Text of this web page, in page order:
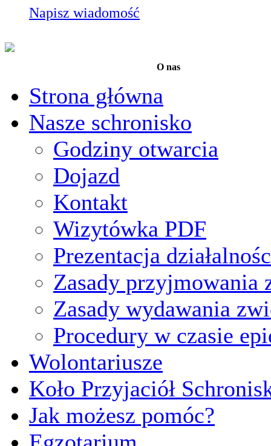
Napisz wiadomość
O nas
Strona główna
Nasze schronisko
Godziny otwarcia
Dojazd
Kontakt
Wizytówka PDF
Prezentacja
Zasady przyjmowania
Zasady wydawania
Procedury w czasie
Wolontariusze
Koło Przyjaciół
Jak możesz pomóc?